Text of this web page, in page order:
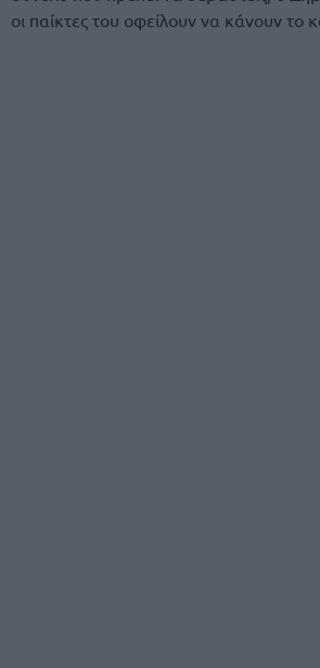
οι παίκτες του οφείλουν να κάνουν το